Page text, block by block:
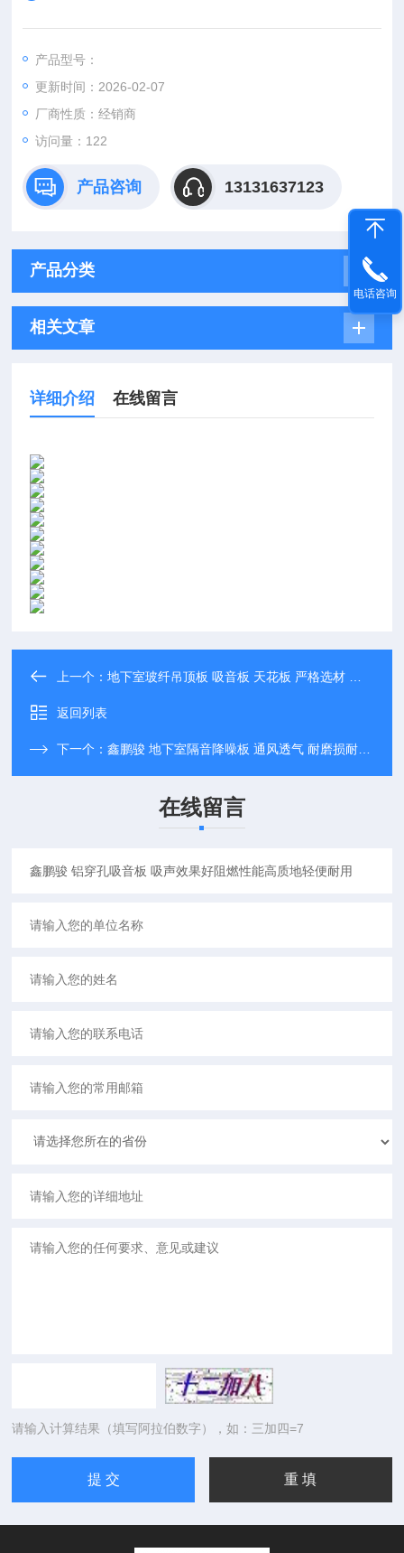
产品型号：
更新时间：2026-02-07
厂商性质：经销商
访问量：122
产品咨询 13131637123
产品分类
相关文章
详细介绍 在线留言
上一个：地下室玻纤吊顶板 吸音板 天花板 严格选材 匠心工艺
返回列表
下一个：鑫鹏骏 地下室隔音降噪板 通风透气 耐磨损耐污染 专业生产
在线留言
请输入计算结果（填写阿拉伯数字），如：三加四=7
电话咨询